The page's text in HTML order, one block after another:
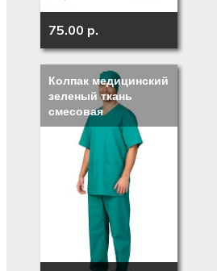
75.00 p.
Колпак медицинский
зеленый ткань
смесовая